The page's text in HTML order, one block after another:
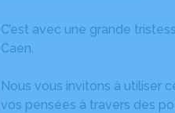
C’est avec une grande
Caen.
Nous vous invitons à utiliser
vos pensées à travers des